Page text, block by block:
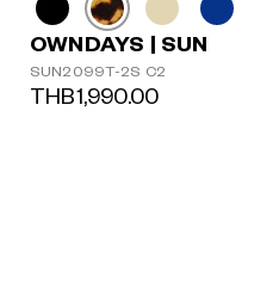
OWNDAYS | SUN
SUN2099T-2S C2
THB1,990.00